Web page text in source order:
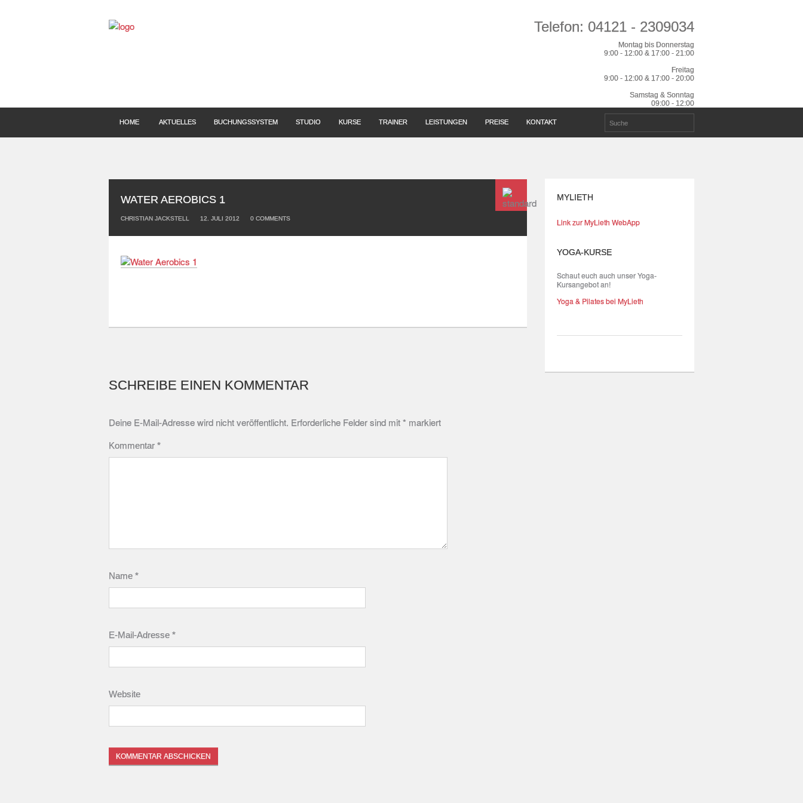
Telefon: 04121 - 2309034
Montag bis Donnerstag
9:00 - 12:00 & 17:00 - 21:00
Freitag
9:00 - 12:00 & 17:00 - 20:00
Samstag & Sonntag
09:00 - 12:00
HOME AKTUELLES BUCHUNGSSYSTEM STUDIO KURSE TRAINER LEISTUNGEN PREISE KONTAKT
WATER AEROBICS 1
CHRISTIAN JACKSTELL 12. JULI 2012 0 COMMENTS
SCHREIBE EINEN KOMMENTAR
Deine E-Mail-Adresse wird nicht veröffentlicht. Erforderliche Felder sind mit* markiert
Kommentar *
Name *
E-Mail-Adresse *
Website
MYLIETH
Link zur MyLieth WebApp
YOGA-KURSE
Schaut euch auch unser Yoga-
Kursangebot an!
Yoga & Pilates bei MyLieth